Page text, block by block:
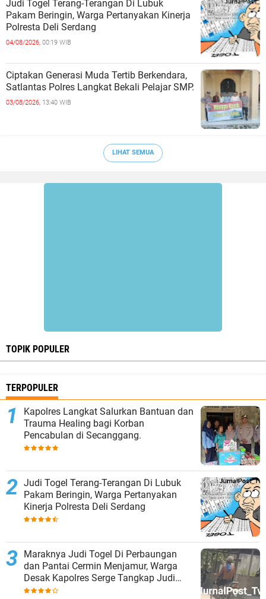
Judi Togel Terang-Terangan Di Lubuk
Pakam Beringin, Warga Pertanyakan Kinerja
Polresta Deli Serdang
04/08/2026, 00:19 WIB
Ciptakan Generasi Muda Tertib Berkendara,
Satlantas Polres Langkat Bekali Pelajar SMP.
03/08/2026, 13:40 WIB
LIHAT SEMUA
TOPIK POPULER
TERPOPULER
Kapolres Langkat Salurkan Bantuan dan
Trauma Healing bagi Korban
Pencabulan di Secanggang.
Judi Togel Terang-Terangan Di Lubuk
Pakam Beringin, Warga Pertanyakan
Kinerja Polresta Deli Serdang
Maraknya Judi Togel Di Perbaungan
dan Pantai Cermin Menjamur, Warga
Desak Kapolres Serge Tangkap Judi
Togel